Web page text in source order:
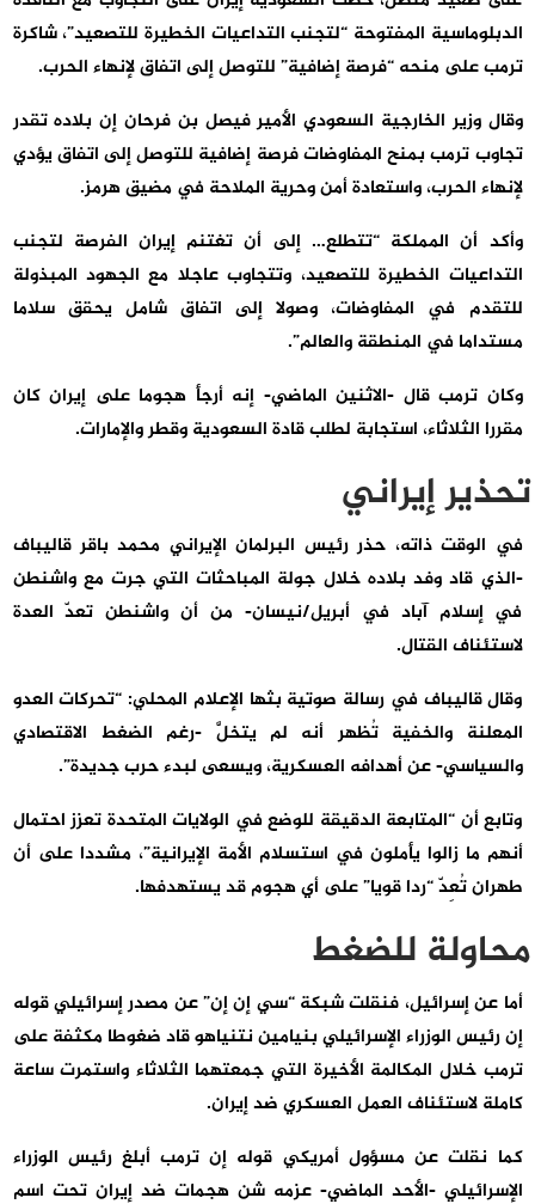
الدبلوماسية المفتوحة “لتجنب التداعيات الخطيرة للتصعيد”، شاكرة
ترمب على منحه “فرصة إضافية” للتوصل إلى اتفاق لإنهاء الحرب.
وقال وزير الخارجية السعودي الأمير فيصل بن فرحان إن بلاده تقدر
تجاوب ترمب بمنح المفاوضات فرصة إضافية للتوصل إلى اتفاق يؤدي
لإنهاء الحرب، واستعادة أمن وحرية الملاحة في مضيق هرمز.
وأكد أن المملكة “تتطلع… إلى أن تغتنم إيران الفرصة لتجنب
التداعيات الخطيرة للتصعيد، وتتجاوب عاجلا مع الجهود المبذولة
للتقدم في المفاوضات، وصولا إلى اتفاق شامل يحقق سلاما
مستداما في المنطقة والعالم”.
وكان ترمب قال -الاثنين الماضي- إنه أرجأ هجوما على إيران كان
مقررا الثلاثاء، استجابة لطلب قادة السعودية وقطر والإمارات.
تحذير إيراني
في الوقت ذاته، حذر رئيس البرلمان الإيراني محمد باقر قاليباف
-الذي قاد وفد بلاده خلال جولة المباحثات التي جرت مع واشنطن
في إسلام آباد في أبريل/نيسان- من أن واشنطن تعدّ العدة
لاستئناف القتال.
وقال قاليباف في رسالة صوتية بثها الإعلام المحلي: “تحركات العدو
المعلنة والخفية تُظهر أنه لم يتخلَّ -رغم الضغط الاقتصادي
والسياسي- عن أهدافه العسكرية، ويسعى لبدء حرب جديدة”.
وتابع أن “المتابعة الدقيقة للوضع في الولايات المتحدة تعزز احتمال
أنهم ما زالوا يأملون في استسلام الأمة الإيرانية”، مشددا على أن
طهران تُعِدّ “ردا قويا” على أي هجوم قد يستهدفها.
محاولة للضغط
أما عن إسرائيل، فنقلت شبكة “سي إن إن” عن مصدر إسرائيلي قوله
إن رئيس الوزراء الإسرائيلي بنيامين نتنياهو قاد ضغوطا مكثفة على
ترمب خلال المكالمة الأخيرة التي جمعتهما الثلاثاء واستمرت ساعة
كاملة لاستئناف العمل العسكري ضد إيران.
كما نقلت عن مسؤول أمريكي قوله إن ترمب أبلغ رئيس الوزراء
الإسرائيلي -الأحد الماضي- عزمه شن هجمات ضد إيران تحت اسم